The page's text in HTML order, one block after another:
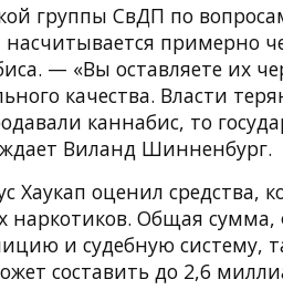
группы СвДП по
примерно
— «Вы оставляете их
качества. Власти
каннабис, то
Виланд Шинненбург.
Хаукап оценил средства,
наркотиков. Общая
и судебную систему,
составить до 2,6